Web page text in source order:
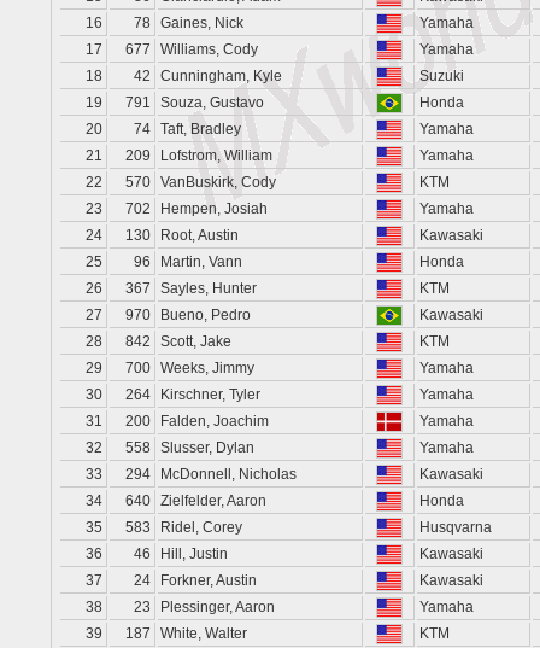
16
78 Gaines, Nick
Yamaha
17
677 Williams, Cody
Yamaha
18
42 Cunningham, Kyle
Suzuki
19
791 Souza, Gustavo
Honda
20
74 Taft, Bradley
Yamaha
21
209 Lofstrom, William
Yamaha
22
570 VanBuskirk, Cody
KTM
23
702 Hempen, Josiah
Yamaha
24
130 Root, Austin
Kawasaki
25
96 Martin, Vann
Honda
26
367 Sayles, Hunter
KTM
27
970 Bueno, Pedro
Kawasaki
28
842 Scott, Jake
KTM
29
700 Weeks, Jimmy
Yamaha
30
264 Kirschner, Tyler
Yamaha
31
200 Falden, Joachim
Yamaha
32
558 Slusser, Dylan
Yamaha
33
294 McDonnell, Nicholas
Kawasaki
34
640 Zielfelder, Aaron
Honda
35
583 Ridel, Corey
Husqvarna
36
46 Hill, Justin
Kawasaki
37
24 Forkner, Austin
Kawasaki
38
23 Plessinger, Aaron
Yamaha
39
187 White, Walter
KTM